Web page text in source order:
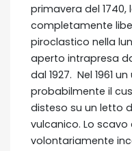
primavera del 1740,
completamente
piroclastico nella
aperto intrapresa
dal 1927. Nel 1961
probabilmente il
disteso su un letto
vulcanico. Lo
volontariamente